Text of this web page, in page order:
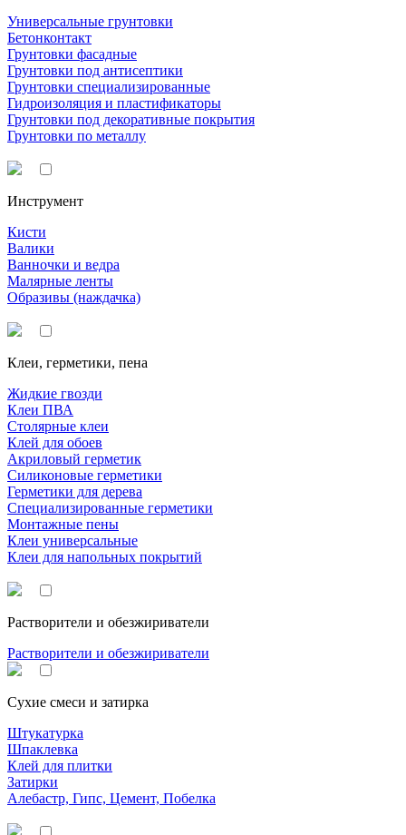
Универсальные грунтовки
Бетонконтакт
Грунтовки фасадные
Грунтовки под антисептики
Грунтовки специализированные
Гидроизоляция и пластификаторы
Грунтовки под декоративные покрытия
Грунтовки по металлу
Инструмент
Кисти
Валики
Ванночки и ведра
Малярные ленты
Образивы (наждачка)
Клеи, герметики, пена
Жидкие гвозди
Клеи ПВА
Столярные клеи
Клей для обоев
Акриловый герметик
Силиконовые герметики
Герметики для дерева
Специализированные герметики
Монтажные пены
Клеи универсальные
Клеи для напольных покрытий
Растворители и обезжириватели
Растворители и обезжириватели
Сухие смеси и затирка
Штукатурка
Шпаклевка
Клей для плитки
Затирки
Алебастр, Гипс, Цемент, Побелка